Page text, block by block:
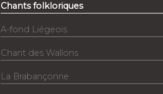
Chants folkloriques
A-fond Liégeois
Chant des Wallons
La Brabançonne